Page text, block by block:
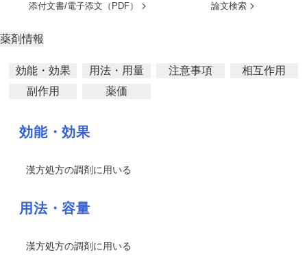
添付文書/電子添文（PDF） 論文検索
薬剤情報
効能・効果 用法・用量 注意事項
相互作用
副作用
薬価
効能・効果
漢方処方の調剤に用いる
用法・容量
漢方処方の調剤に用いる